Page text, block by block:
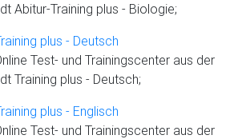
Abitur-Training plus - Biologie;
plus - Deutsch
Test- und Trainingscenter aus der
Training plus - Deutsch;
plus - Englisch
Test- und Trainingscenter aus der